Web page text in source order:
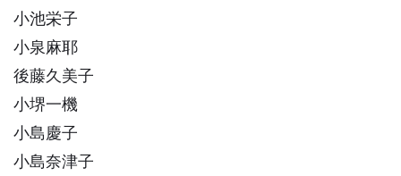
小池栄子
小泉麻耶
後藤久美子
小堺一機
小島慶子
小島奈津子